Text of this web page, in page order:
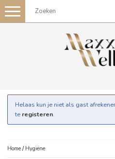
Toggle
navigation
Helaas kun je niet als gast
te registeren.
Home / Hygiëne